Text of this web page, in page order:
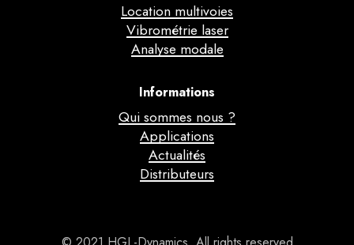
Location multivoies
Vibrométrie laser
Analyse modale
Informations
Qui sommes nous ?
Applications
Actualités
Distributeurs